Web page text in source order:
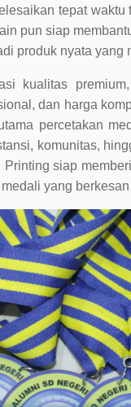
tepat waktu
pun siap
produk nyata yang
kualitas
dan harga
percetakan
komunitas,
Printing siap
yang berkesan